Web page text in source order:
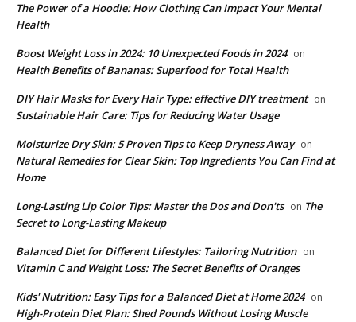
The Power of a Hoodie: How Clothing Can Impact Your Mental
Health
Boost Weight Loss in 2024: 10 Unexpected Foods in 2024 on
Health Benefits of Bananas: Superfood for Total Health
DIY Hair Masks for Every Hair Type: effective DIY treatment on
Sustainable Hair Care: Tips for Reducing Water Usage
Moisturize Dry Skin: 5 Proven Tips to Keep Dryness Away on
Natural Remedies for Clear Skin: Top Ingredients You Can Find at
Home
Long-Lasting Lip Color Tips: Master the Dos and Don'ts on The
Secret to Long-Lasting Makeup
Balanced Diet for Different Lifestyles: Tailoring Nutrition on
Vitamin C and Weight Loss: The Secret Benefits of Oranges
Kids' Nutrition: Easy Tips for a Balanced Diet at Home 2024 on
High-Protein Diet Plan: Shed Pounds Without Losing Muscle